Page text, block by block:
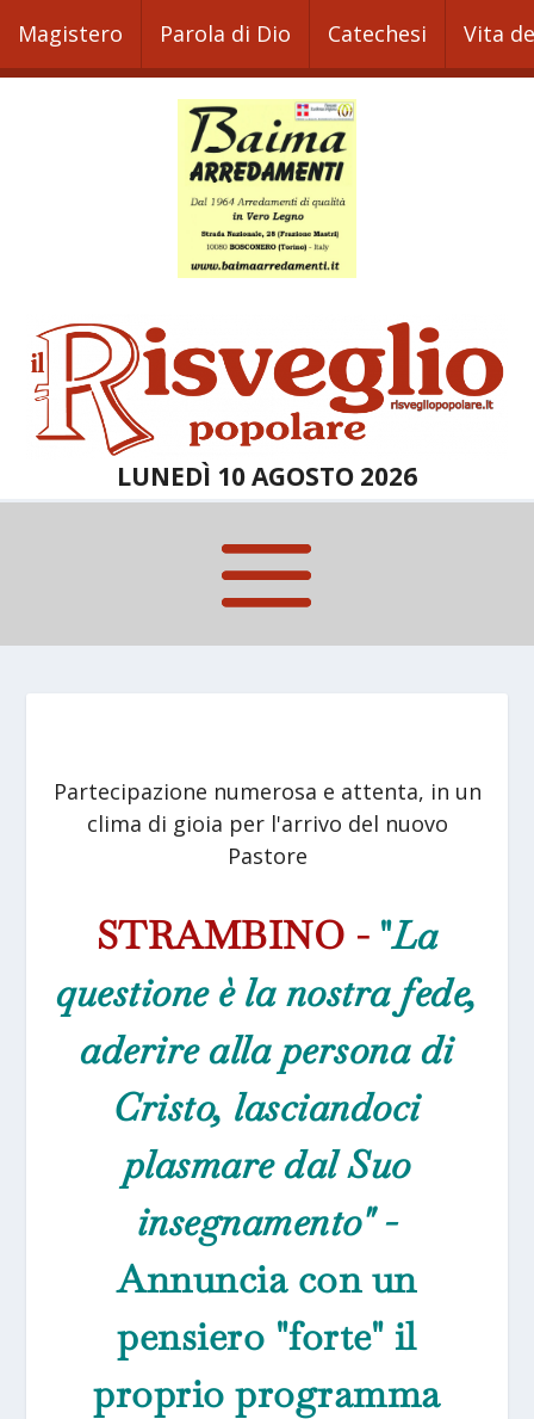
Magistero Parola di Dio Catechesi Vita
LUNEDÌ 10 AGOSTO 2026
Partecipazione numerosa e attenta, in un
clima di gioia per l'arrivo del nuovo
Pastore
STRAMBINO -"La
questione è la nostra fede,
aderire alla persona di
Cristo, lasciandoci
plasmare dal Suo
insegnamento" -
Annuncia con un
pensiero "forte" il
proprio programma